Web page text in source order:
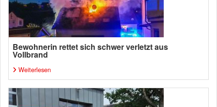
Bewohnerin rettet sich schwer verletzt aus
Vollbrand
Weiterlesen